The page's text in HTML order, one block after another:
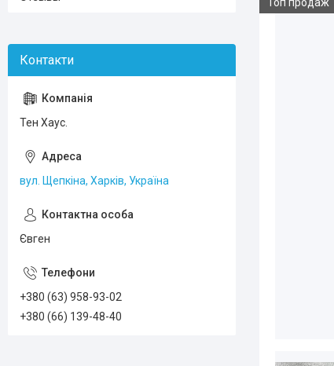
Тен Хаус.
вул. Щепкіна, Харків, Україна
Євген
+380 (63) 958-93-02
+380 (66) 139-48-40